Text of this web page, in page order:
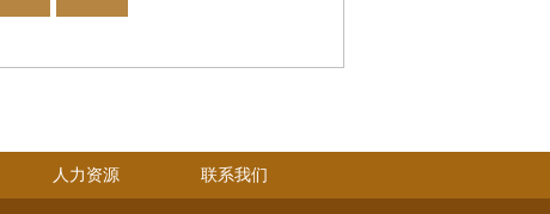
人力资源 联系我们